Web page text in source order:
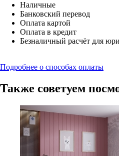
Наличные
Банковский перевод
Оплата картой
Оплата в кредит
Безналичный расчёт для
Подробнее о способах оплаты
Также советуем